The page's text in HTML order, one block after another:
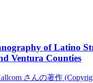
of Latino
Ventura Counties
さんの著作